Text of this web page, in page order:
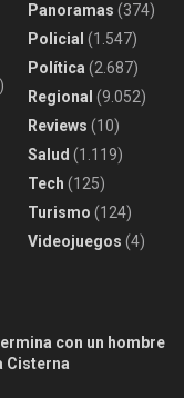
Panoramas (374)
Policial (1.547)
Política (2.687)
Regional (9.052)
Reviews (10)
Salud (1.119)
Tech (125)
Turismo (124)
Videojuegos (4)
con un hombre
Cisterna